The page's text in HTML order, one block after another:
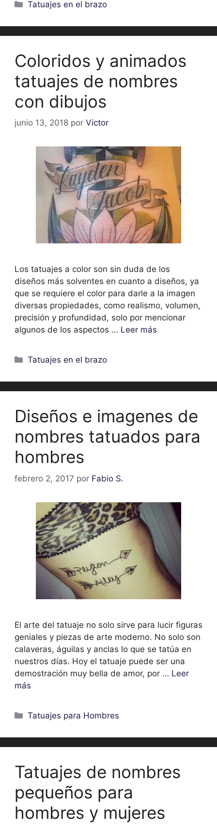
Categorías
Tatuajes en el brazo
Coloridos y animados
tatuajes de nombres
con dibujos
junio 13, 2018 por Victor
Los tatuajes a color son sin duda de los
diseños más solventes en cuanto a diseños, ya
que se requiere el color para darle a la imagen
diversas propiedades, como realismo, volumen,
precisión y profundidad, solo por mencionar
algunos de los aspectos … Leer más
Categorías
Tatuajes en el brazo
Diseños e imagenes de
nombres tatuados para
hombres
febrero 2, 2017 por Fabio S.
El arte del tatuaje no solo sirve para lucir figuras
geniales y piezas de arte moderno. No solo son
calaveras, águilas y anclas lo que se tatúa en
nuestros días. Hoy el tatuaje puede ser una
demostración muy bella de amor, por … Leer
más
Categorías
Tatuajes para Hombres
Tatuajes de nombres
pequeños para
hombres y mujeres